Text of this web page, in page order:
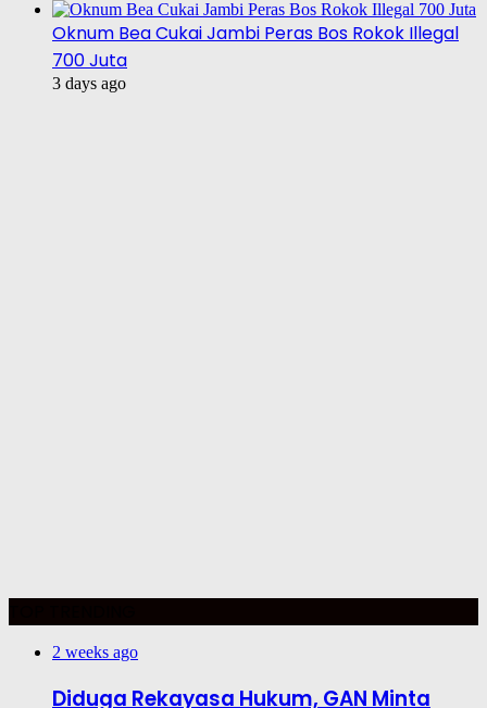
Oknum Bea Cukai Jambi Peras Bos Rokok Illegal
700 Juta
3 days ago
2 weeks ago
Diduga Rekayasa Hukum, GAN Minta